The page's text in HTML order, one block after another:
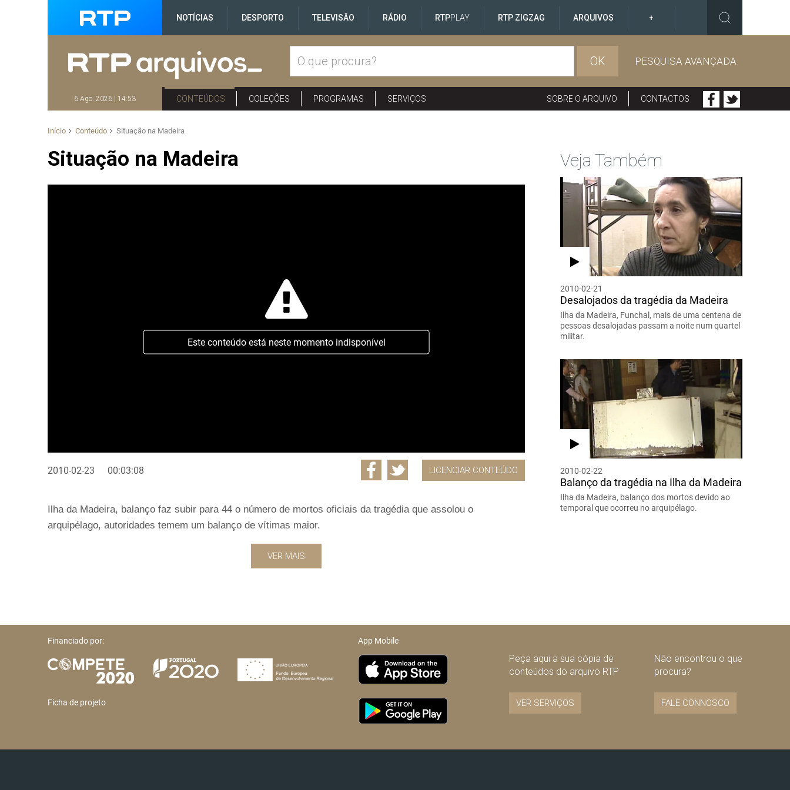
NOTÍCIAS DESPORTO TELEVISÃO RÁDIO RTPPLAY RTP ZIGZAG ARQUIVOS +
OK PESQUISA AVANÇADA
6 Ago. 2026 | 14:53 CONTEÚDOS COLEÇÕES PROGRAMAS SERVIÇOS SOBRE O ARQUIVO CONTACTOS
Início Conteúdo Situação na Madeira
Situação na Madeira
Este conteúdo está neste momento indisponível
2010-02-23 00:03:08 LICENCIAR CONTEÚDO
Ilha da Madeira, balanço faz subir para 44 o número de mortos oficiais da tragédia que assolou o
arquipélago, autoridades temem um balanço de vítimas maior.
VER MAIS
Veja Também
2010-02-21
Desalojados da tragédia da Madeira
Ilha da Madeira, Funchal, mais de uma centena de
pessoas desalojadas passam a noite num quartel
militar.
2010-02-22
Balanço da tragédia na Ilha da Madeira
Ilha da Madeira, balanço dos mortos devido ao
temporal que ocorreu no arquipélago.
Financiado por:
Ficha de projeto
App Mobile
Peça aqui a sua cópia de
conteúdos do arquivo RTP
VER SERVIÇOS
Não encontrou o que
procura?
FALE CONNOSCO